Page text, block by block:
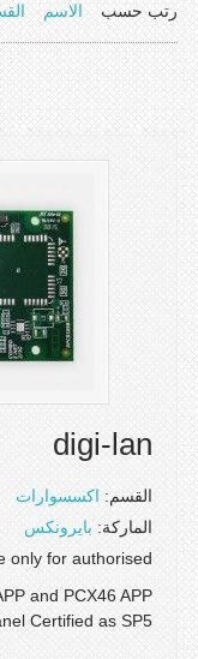
رتب حسب الاسم
digi-lan
القسم: اكسسوارات
الماركة: بايرونكس
only for authorised
and PCX46 APP
Certified as SP5